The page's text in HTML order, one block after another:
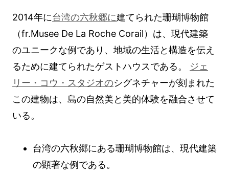
2014年に台湾の六秋郷に建てられた珊瑚博物館
（fr.Musee De La Roche Corail）は、現代建築
のユニークな例であり、地域の生活と構造を伝え
るために建てられたゲストハウスである。 ジェ
リー・コウ・スタジオのシグネチャーが刻まれた
この建物は、島の自然美と美的体験を融合させて
いる。
台湾の六秋郷にある珊瑚博物館は、現代建築
の顕著な例である。